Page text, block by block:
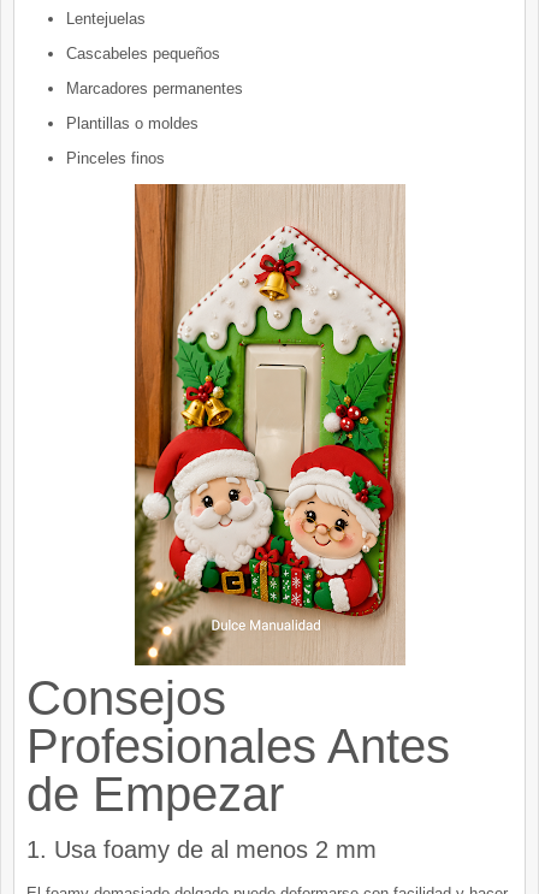
Lentejuelas
Cascabeles pequeños
Marcadores permanentes
Plantillas o moldes
Pinceles finos
Consejos
Profesionales Antes
de Empezar
1. Usa foamy de al menos 2 mm